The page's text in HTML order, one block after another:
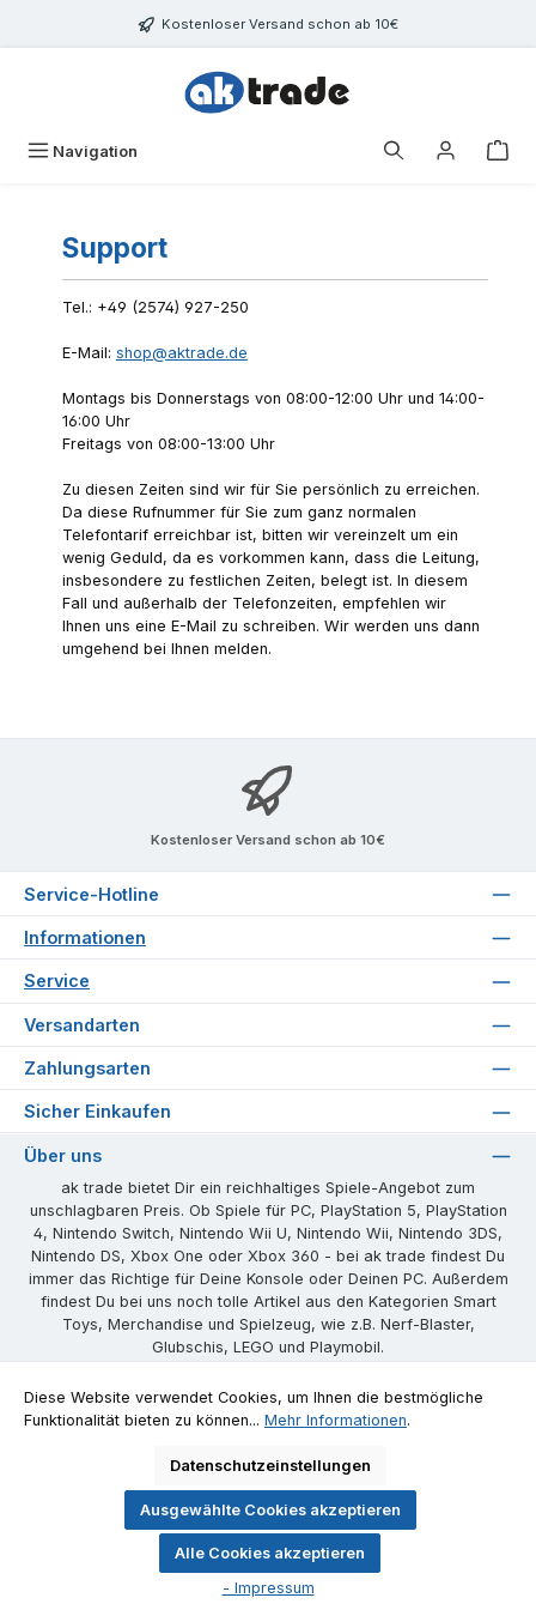
Zum Hauptinhalt springenKostenloser Versand schon ab 10€
Navigation
Support
Tel.: +49 (2574) 927-250
E-Mail: shop@aktrade.de
Montags bis Donnerstags von 08:00-12:00 Uhr und 14:00-
16:00 Uhr
Freitags von 08:00-13:00 Uhr
Zu diesen Zeiten sind wir für Sie persönlich zu erreichen.
Da diese Rufnummer für Sie zum ganz normalen
Telefontarif erreichbar ist, bitten wir vereinzelt um ein
wenig Geduld, da es vorkommen kann, dass die Leitung,
insbesondere zu festlichen Zeiten, belegt ist. In diesem
Fall und außerhalb der Telefonzeiten, empfehlen wir
Ihnen uns eine E-Mail zu schreiben. Wir werden uns dann
umgehend bei Ihnen melden.
Kostenloser Versand schon ab 10€
Service-Hotline
Informationen
Service
Versandarten
Zahlungsarten
Sicher Einkaufen
Über uns
ak trade bietet Dir ein reichhaltiges Spiele-Angebot zum
unschlagbaren Preis. Ob Spiele für PC, PlayStation 5, PlayStation
4, Nintendo Switch, Nintendo Wii U, Nintendo Wii, Nintendo 3DS,
Nintendo DS, Xbox One oder Xbox 360 - bei ak trade findest Du
immer das Richtige für Deine Konsole oder Deinen PC. Außerdem
findest Du bei uns noch tolle Artikel aus den Kategorien Smart
Toys, Merchandise und Spielzeug, wie z.B. Nerf-Blaster,
Glubschis, LEGO und Playmobil.
Unsere Communities
Alle Preise inkl. gesetzl. Mehrwertsteuer zzgl.Versandkosten
Nachnahmegebühren, wenn nicht anders angegeben.
© 2026 ak trade - Alle Rechte vorbehalten. Theme by
Diese Website verwendet Cookies, um Ihnen die bestmögliche
Funktionalität bieten zu können... Mehr Informationen.
Datenschutzeinstellungen
Ausgewählte Cookies akzeptieren
Alle Cookies akzeptieren
- Impressum